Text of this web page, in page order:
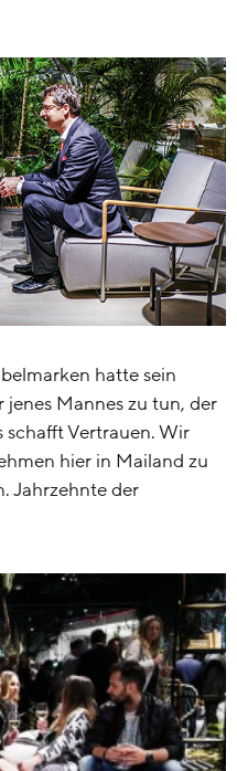
hatte sein
Mannes zu tun, der
schafft Vertrauen. Wir
hier in Mailand zu
Jahrzehnte der